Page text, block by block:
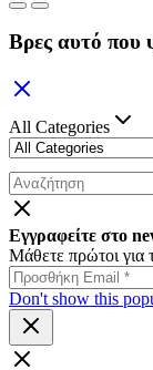
Βρες αυτό που
All Categories
Εγγραφείτε στο
Μάθετε πρώτοι για
Don't show this